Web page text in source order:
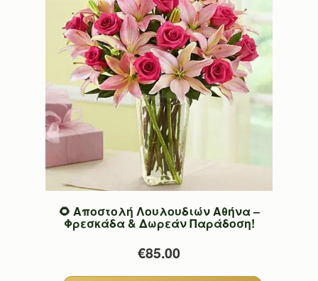
🌻 Αποστολή Λουλουδιών Αθήνα –
Φρεσκάδα & Δωρεάν Παράδοση!
€85.00